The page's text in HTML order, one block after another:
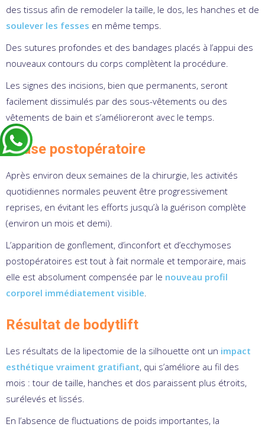
des tissus afin de remodeler la taille, le dos, les hanches et de
soulever les fesses en même temps.
Des sutures profondes et des bandages placés à l’appui des
nouveaux contours du corps complètent la procédure.
Les signes des incisions, bien que permanents, seront
facilement dissimulés par des sous-vêtements ou des
vêtements de bain et s’amélioreront avec le temps.
Phase postopératoire
Après environ deux semaines de la chirurgie, les activités
quotidiennes normales peuvent être progressivement
reprises, en évitant les efforts jusqu’à la guérison complète
(environ un mois et demi).
L’apparition de gonflement, d’inconfort et d’ecchymoses
postopératoires est tout à fait normale et temporaire, mais
elle est absolument compensée par le nouveau profil
corporel immédiatement visible.
Résultat de bodytlift
Les résultats de la lipectomie de la silhouette ont un impact
esthétique vraiment gratifiant, qui s’améliore au fil des
mois : tour de taille, hanches et dos paraissent plus étroits,
surélevés et lissés.
En l’absence de fluctuations de poids importantes, la